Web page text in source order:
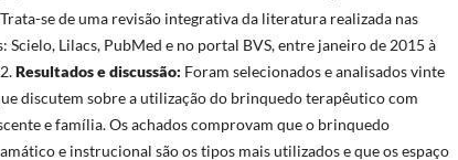
Trata-se de uma revisão integrativa da literatura realizada nas
Scielo, Lilacs, PubMed e no portal BVS, entre janeiro de 2015 à
Resultados e discussão: Foram selecionados e analisados vinte
discutem sobre a utilização do brinquedo terapêutico com
e família. Os achados comprovam que o brinquedo
e instrucional são os tipos mais utilizados e que os espaço